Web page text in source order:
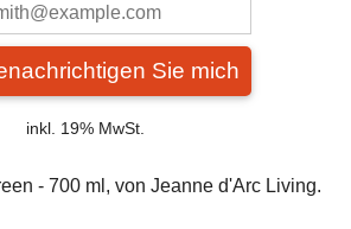
Sie mich
inkl. 19% MwSt.
- 700 ml, von Jeanne d'Arc Living.